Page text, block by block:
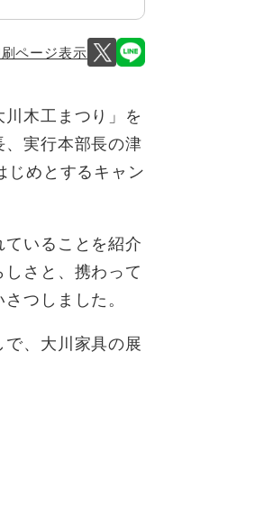
ページ表示
木工まつり」を
、実行本部長の津
じめとするキャン
いることを紹介
さと、携わって
つしました。
、大川家具の展